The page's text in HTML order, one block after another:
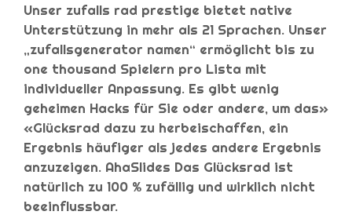
Unser zufalls rad prestige bietet native
Unterstützung in mehr als 21 Sprachen. Unser
„zufallsgenerator namen“ ermöglicht bis zu
one thousand Spielern pro Lista mit
individueller Anpassung. Es gibt wenig
geheimen Hacks für Sie oder andere, um das»
«Glücksrad dazu zu herbeischaffen, ein
Ergebnis häufiger als jedes andere Ergebnis
anzuzeigen. AhaSlides Das Glücksrad ist
natürlich zu 100 % zufällig und wirklich nicht
beeinflussbar.